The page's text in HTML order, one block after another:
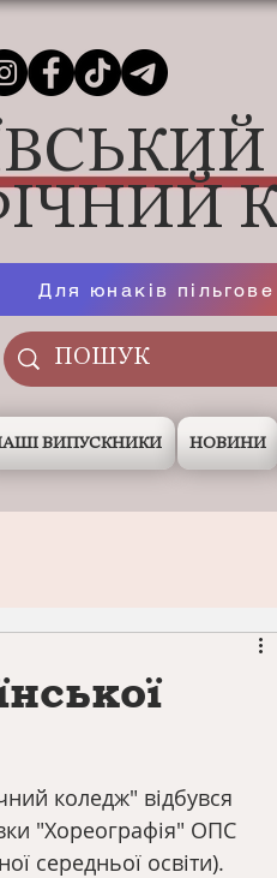
Для юнаків
ВИПУСКНИКИ НОВИНИ
коледж" відбувся
"Хореографія" ОПС
середньої освіти).